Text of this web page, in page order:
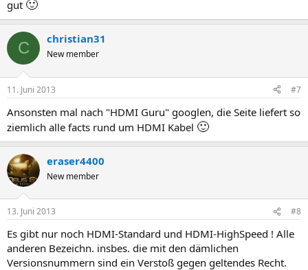
gut 🙂
C christian31
New member
11. Juni 2013 #7
Ansonsten mal nach "HDMI Guru" googlen, die Seite liefert so
ziemlich alle facts rund um HDMI Kabel 🙂
eraser4400
New member
13. Juni 2013 #8
Es gibt nur noch HDMI-Standard und HDMI-HighSpeed ! Alle
anderen Bezeichn. insbes. die mit den dämlichen
Versionsnummern sind ein Verstoß gegen geltendes Recht.